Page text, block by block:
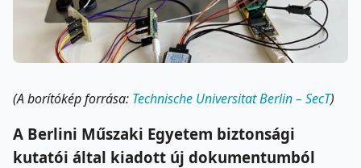
(A borítókép forrása: Technische Universitat Berlin – SecT)
A Berlini Műszaki Egyetem biztonsági
kutatói által kiadott új dokumentumból